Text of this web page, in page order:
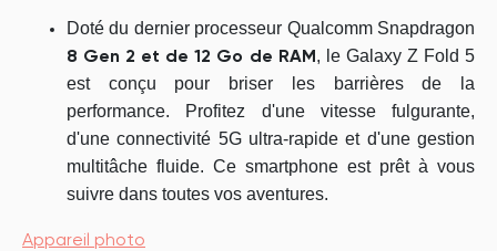
Doté du dernier processeur Qualcomm Snapdragon
8 Gen 2 et de 12 Go de RAM , le Galaxy Z Fold 5
est conçu pour briser les barrières de la
performance. Profitez d'une vitesse fulgurante,
d'une connectivité 5G ultra-rapide et d'une gestion
multitâche fluide. Ce smartphone est prêt à vous
suivre dans toutes vos aventures.
Appareil photo